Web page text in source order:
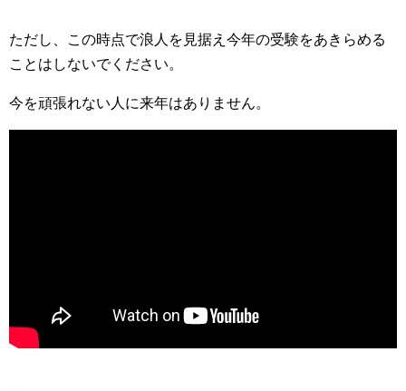
ただし、この時点で浪人を見据え今年の受験をあきらめる
ことはしないでください。
今を頑張れない人に来年はありません。